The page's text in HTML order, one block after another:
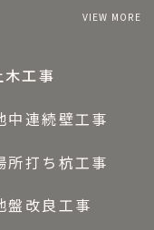
VIEW MORE
工事
中連続壁工事
所打ち杭工事
盤改良工事